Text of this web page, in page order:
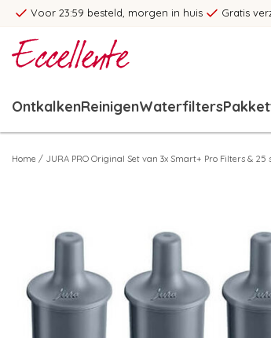
Voor 23:59 besteld, morgen in huis Gratis
OntkalkenReinigenWaterfilters
Home / JURA PRO Original Set van 3x Smart+ Pro Filters & 25